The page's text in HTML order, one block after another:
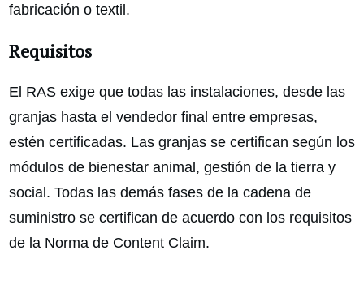
fabricación o textil.
Requisitos
El RAS exige que todas las instalaciones, desde las
granjas hasta el vendedor final entre empresas,
estén certificadas. Las granjas se certifican según los
módulos de bienestar animal, gestión de la tierra y
social. Todas las demás fases de la cadena de
suministro se certifican de acuerdo con los requisitos
de la Norma de Content Claim.